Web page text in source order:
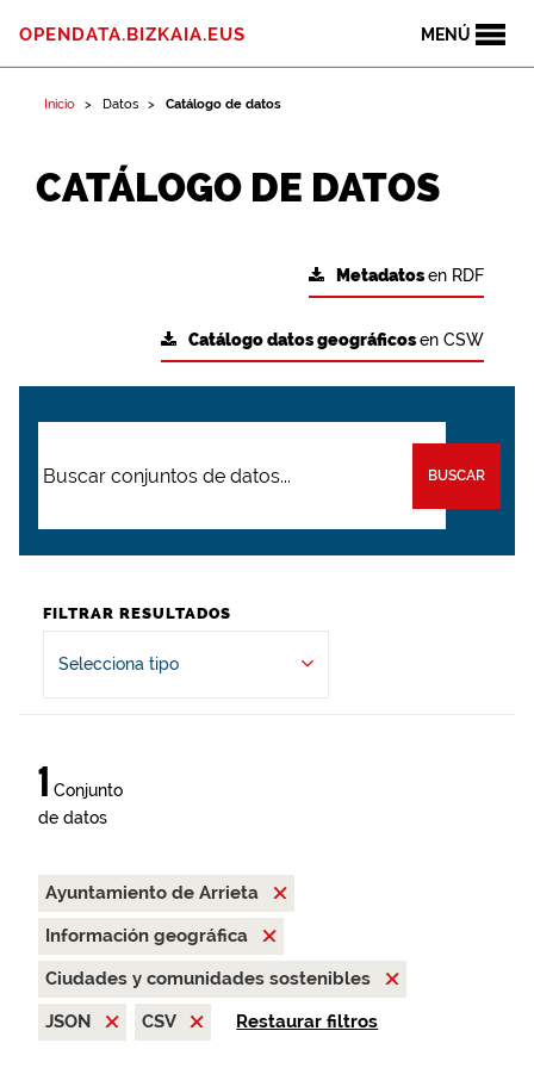
MENÚ
OPENDATA.BIZKAIA.EUS
Inicio Datos Catálogo de datos
CATÁLOGO DE DATOS
Metadatosen RDF
Catálogo datos geográficosen CSW
BUSCAR
FILTRAR RESULTADOS
Selecciona tipo
1 Conjunto
de datos
Ayuntamiento de Arrieta
Información geográfica
Ciudades y comunidades sostenibles
JSON
CSV Restaurar filtros